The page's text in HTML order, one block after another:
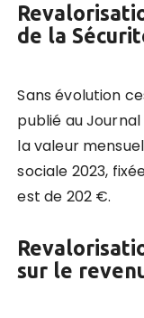
de la
Sans évolution
publié au
la valeur
sociale 2023,
est de 202 €.
sur le